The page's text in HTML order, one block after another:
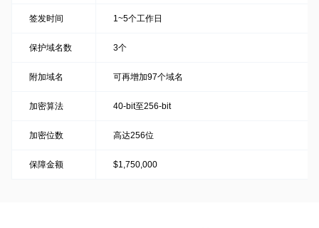
签发时间 1~5个工作日
保护域名数 3个
附加域名 可再增加97个域名
加密算法 40-bit至256-bit
加密位数 高达256位
保障金额 $1,750,000